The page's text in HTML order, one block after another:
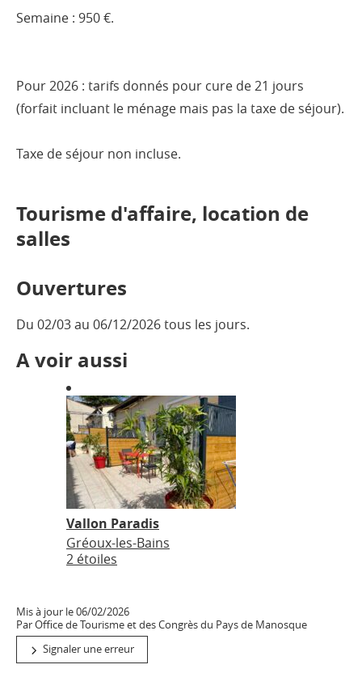
Semaine : 950 €.
Pour 2026 : tarifs donnés pour cure de 21 jours
(forfait incluant le ménage mais pas la taxe de séjour).
Taxe de séjour non incluse.
Tourisme d'affaire, location de
salles
Ouvertures
Du 02/03 au 06/12/2026 tous les jours.
A voir aussi
Vallon Paradis
Gréoux-les-Bains
2 étoiles
Mis à jour le 06/02/2026
Par Office de Tourisme et des Congrès du Pays de Manosque
Signaler une erreur